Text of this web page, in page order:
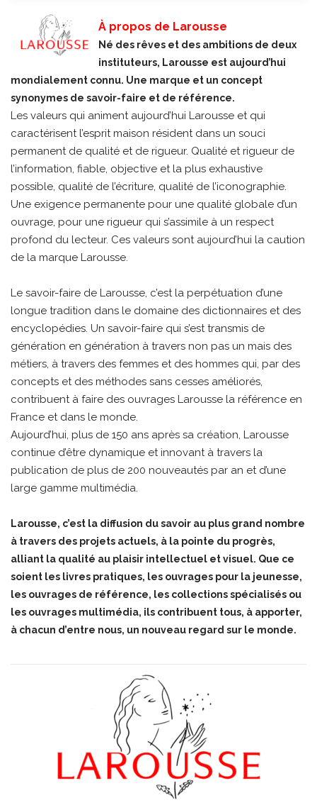
À propos de Larousse
Né des rêves et des ambitions de deux
instituteurs, Larousse est aujourd’hui
mondialement connu. Une marque et un concept
synonymes de savoir-faire et de référence.
Les valeurs qui animent aujourd’hui Larousse et qui
caractérisent l’esprit maison résident dans un souci
permanent de qualité et de rigueur. Qualité et rigueur de
l’information, fiable, objective et la plus exhaustive
possible, qualité de l’écriture, qualité de l’iconographie.
Une exigence permanente pour une qualité globale d’un
ouvrage, pour une rigueur qui s’assimile à un respect
profond du lecteur. Ces valeurs sont aujourd’hui la caution
de la marque Larousse.
Le savoir-faire de Larousse, c’est la perpétuation d’une
longue tradition dans le domaine des dictionnaires et des
encyclopédies. Un savoir-faire qui s’est transmis de
génération en génération à travers non pas un mais des
métiers, à travers des femmes et des hommes qui, par des
concepts et des méthodes sans cesses améliorés,
contribuent à faire des ouvrages Larousse la référence en
France et dans le monde.
Aujourd’hui, plus de 150 ans après sa création, Larousse
continue d’être dynamique et innovant à travers la
publication de plus de 200 nouveautés par an et d’une
large gamme multimédia.
Larousse, c’est la diffusion du savoir au plus grand nombre
à travers des projets actuels, à la pointe du progrès,
alliant la qualité au plaisir intellectuel et visuel. Que ce
soient les livres pratiques, les ouvrages pour la jeunesse,
les ouvrages de référence, les collections spécialisés ou
les ouvrages multimédia, ils contribuent tous, à apporter,
à chacun d’entre nous, un nouveau regard sur le monde.